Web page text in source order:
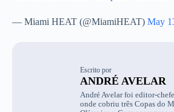
— Miami HEAT (@MiamiHEAT) May
Escrito por
ANDRÉ AVELAR
André Avelar foi editor-
onde cobriu três Copas do